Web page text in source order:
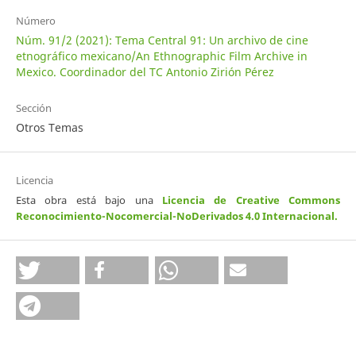
Número
Núm. 91/2 (2021): Tema Central 91: Un archivo de cine
etnográfico mexicano/An Ethnographic Film Archive in
Mexico. Coordinador del TC Antonio Zirión Pérez
Sección
Otros Temas
Licencia
Esta obra está bajo una Licencia de Creative Commons
Reconocimiento-Nocomercial-NoDerivados 4.0 Internacional.